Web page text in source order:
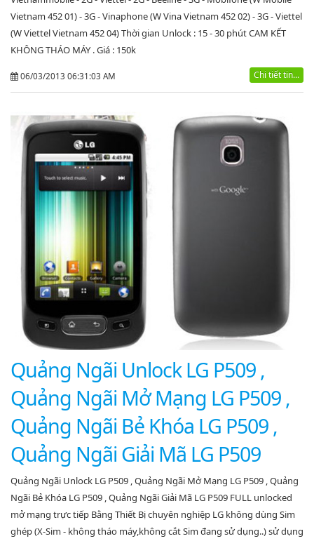
Vietnam 452 01) - 3G - Vinaphone (W Vina Vietnam 452 02) - 3G - Viettel
(W Viettel Vietnam 452 04) Thời gian Unlock : 15 - 30 phút CAM KẾT
KHÔNG THÁO MÁY . Giá : 150k
06/03/2013 06:31:03 AM Chi tiết tin...
Quảng Ngãi Unlock LG P509 ,
Quảng Ngãi Mở Mạng LG P509 ,
Quảng Ngãi Bẻ Khóa LG P509 ,
Quảng Ngãi Giải Mã LG P509
Quảng Ngãi Unlock LG P509 , Quảng Ngãi Mở Mạng LG P509 , Quảng
Ngãi Bẻ Khóa LG P509 , Quảng Ngãi Giải Mã LG P509 FULL unlocked
mở mạng trực tiếp Bằng Thiết Bị chuyên nghiệp LG không dùng Sim
ghép (X-Sim - không tháo máy,không cắt Sim đang sử dụng..) sử dụng